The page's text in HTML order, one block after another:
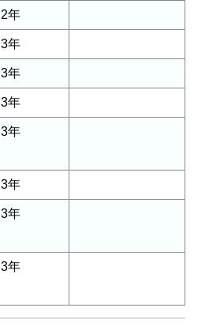
2年
3年
3年
3年
3年
3年
3年
3年